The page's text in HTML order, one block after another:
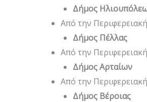
Δήμος
Από την
Δήμος Πέλλας
Από την
Δήμος Αρταίων
Από την
Δήμος Βέροιας